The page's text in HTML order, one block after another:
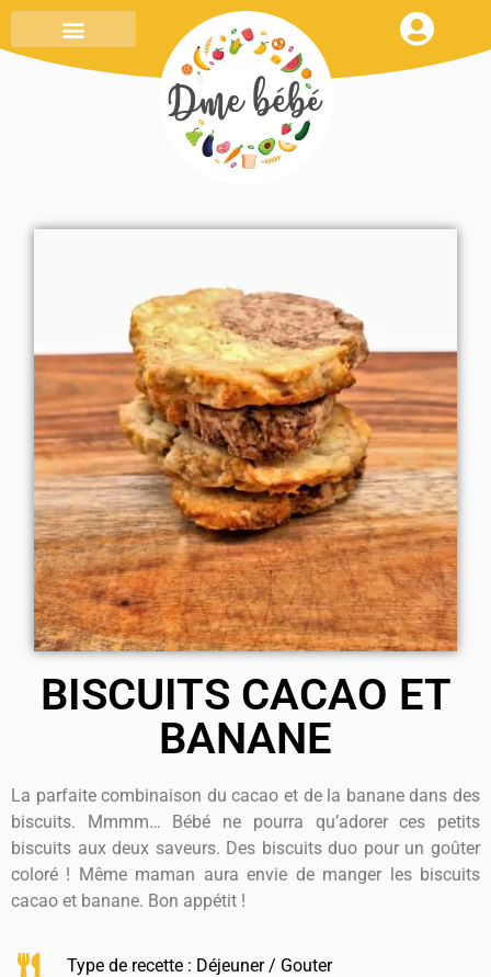
BISCUITS CACAO ET
BANANE
La parfaite combinaison du cacao et de la banane dans des
biscuits. Mmmm… Bébé ne pourra qu’adorer ces petits
biscuits aux deux saveurs. Des biscuits duo pour un goûter
coloré ! Même maman aura envie de manger les biscuits
cacao et banane. Bon appétit !
Type de recette : Déjeuner / Gouter